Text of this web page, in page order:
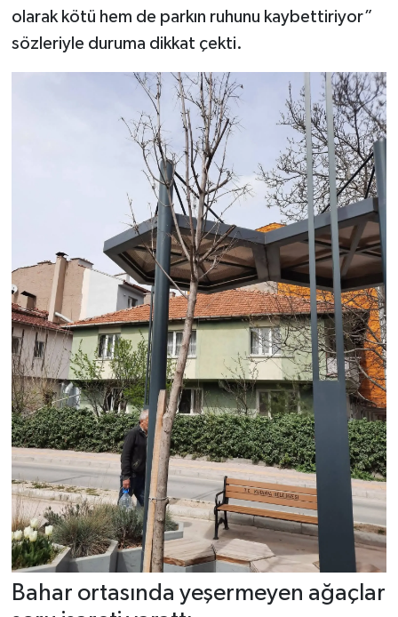
olarak kötü hem de parkın ruhunu kaybettiriyor”
sözleriyle duruma dikkat çekti.
Bahar ortasında yeşermeyen ağaçlar